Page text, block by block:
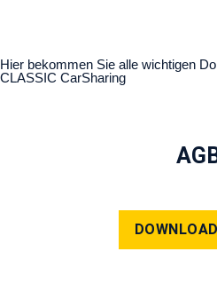
Hier bekommen Sie alle wichtigen
CLASSIC CarSharing